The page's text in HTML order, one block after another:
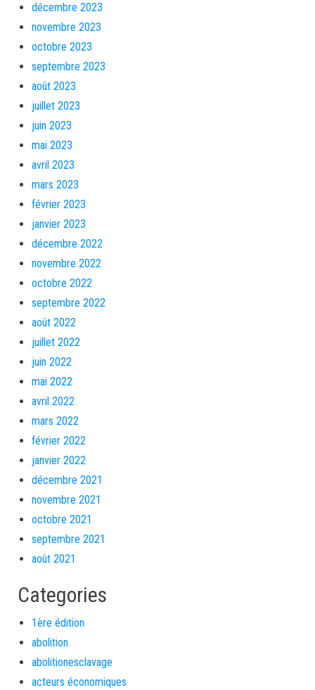
décembre 2023
novembre 2023
octobre 2023
septembre 2023
août 2023
juillet 2023
juin 2023
mai 2023
avril 2023
mars 2023
février 2023
janvier 2023
décembre 2022
novembre 2022
octobre 2022
septembre 2022
août 2022
juillet 2022
juin 2022
mai 2022
avril 2022
mars 2022
février 2022
janvier 2022
décembre 2021
novembre 2021
octobre 2021
septembre 2021
août 2021
Categories
1ère édition
abolition
abolitionesclavage
acteurs économiques